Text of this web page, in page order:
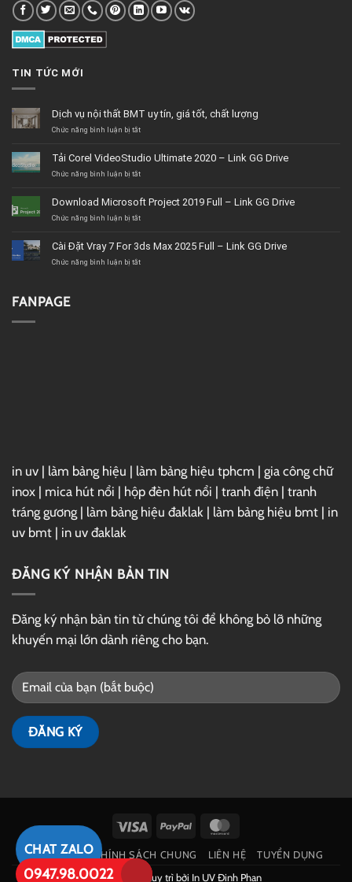
CHAT ZALO
0947.98.0022
TIN TỨC MỚI
Dịch vụ nội thất BMT uy tín, giá tốt, chất lượng
Chức năng bình luận bị tắtở
nội
thất
tín,
giá
lượng
Tải Corel VideoStudio Ultimate 2020 – Link GG Drive
Chức năng bình luận bị tắtở
VideoStudio
Ultimate
Link
GG
Download Microsoft Project 2019 Full – Link GG Drive
Chức năng bình luận bị tắtở
Project
2019
Cài Đặt Vray 7 For 3ds Max 2025 Full – Link GG Drive
Chức năng bình luận bị tắtở
FANPAGE
in uv | làm bảng hiệu | làm bảng hiệu tphcm | gia công chữ
inox | mica hút nổi | hộp đèn hút nổi | tranh điện | tranh
tráng gương | làm bảng hiệu đaklak | làm bảng hiệu bmt | in
uv bmt | in uv đaklak
ĐĂNG KÝ NHẬN BẢN TIN
Đăng ký nhận bản tin từ chúng tôi để không bỏ lỡ những
khuyến mại lớn dành riêng cho bạn.
Visa PayPal
GIỚI THIỆU CHÍNH SÁCH CHUNG LIÊN HỆ TUYỂN DỤNG
Phát triển và duy trì bởi In UV Đinh Phan